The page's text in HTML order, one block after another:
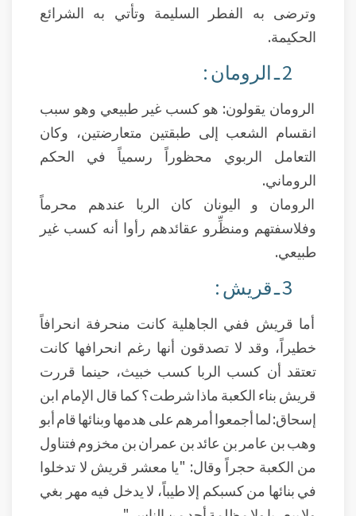
وترضى به الفطر السليمة وتأتي به الشرائع
الحكيمة.
2 ـ الرومان :
الرومان يقولون: هو كسب غير طبيعي وهو سبب
انقسام الشعب إلى طبقتين متعارضتين، وكان
التعامل الربوي محظوراً رسمياً في الحكم
الروماني.
الرومان و اليونان كان الربا عندهم محرماً
وفلاسفتهم ومنظِّرو عقائدهم رأوا أنه كسب غير
طبيعي.
3 ـ قريش :
أما قريش ففي الجاهلية كانت منحرفة انحرافاً
خطيراً، وقد لا تصدقون أنها رغم انحرافها كانت
تعتقد أن كسب الربا كسب خبيث، حينما قررت
قريش بناء الكعبة ماذا شرطت؟ كما قال الإمام ابن
إسحاق: لما أجمعوا أمرهم على هدمها وبنائها قام أبو
وهب بن عامر بن عائد بن عمران بن مخزوم فتناول
من الكعبة حجراً وقال: "يا معشر قريش لا تدخلوا
في بنائها من كسبكم إلا طيباً، لا يدخل فيه مهر بغي